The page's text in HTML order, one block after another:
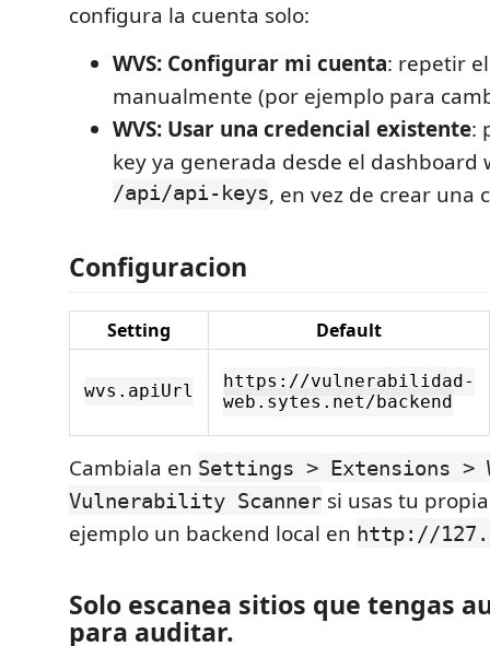
configura la cuenta solo:
WVS: Configurar mi cuenta: repetir
manualmente (por ejemplo para
WVS: Usar una credencial existente:
key ya generada desde el dashboard
/api/api-keys, en vez de crear una
Configuracion
Setting Default
wvs.apiUrl
https://vulnerabilidad-
web.sytes.net/backend
Cambiala en Settings > Extensions >
Vulnerability Scanner si usas tu
ejemplo un backend local en http://
Solo escanea sitios que tengas
para auditar.